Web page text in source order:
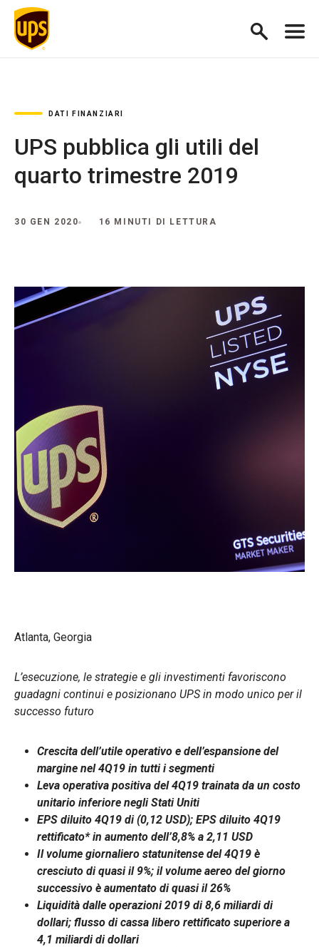
DATI FINANZIARI
UPS pubblica gli utili del
quarto trimestre 2019
30 GEN 2020 16 MINUTI DI LETTURA
Atlanta, Georgia
L’esecuzione, le strategie e gli investimenti favoriscono
guadagni continui e posizionano UPS in modo unico per il
successo futuro
Crescita dell’utile operativo e dell’espansione del
margine nel 4Q19 in tutti i segmenti
Leva operativa positiva del 4Q19 trainata da un costo
unitario inferiore negli Stati Uniti
EPS diluito 4Q19 di (0,12 USD); EPS diluito 4Q19
rettificato* in aumento dell’8,8% a 2,11 USD
Il volume giornaliero statunitense del 4Q19 è
cresciuto di quasi il 9%; il volume aereo del giorno
successivo è aumentato di quasi il 26%
Liquidità dalle operazioni 2019 di 8,6 miliardi di
dollari; flusso di cassa libero rettificato superiore a
4,1 miliardi di dollari